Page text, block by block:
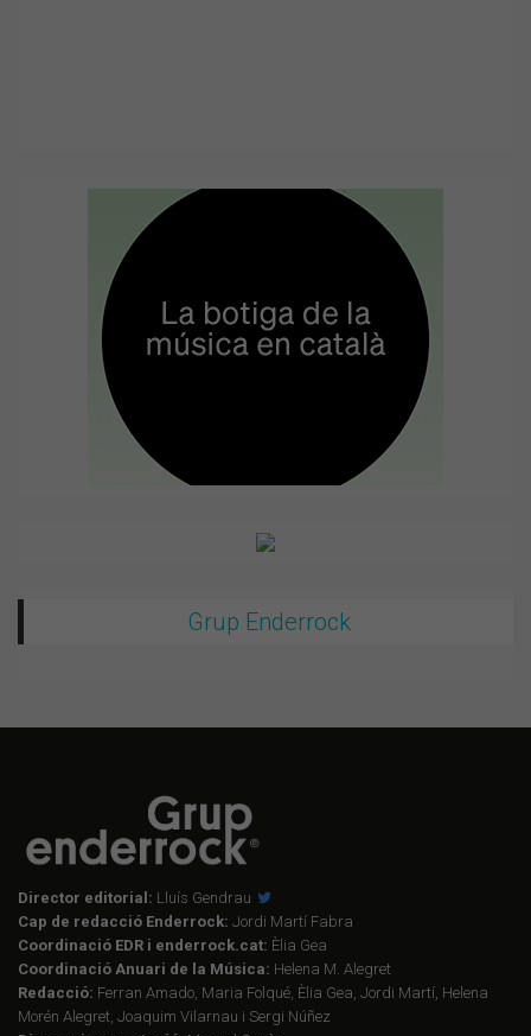
Grup Enderrock
Director editorial: Lluís Gendrau
Cap de redacció Enderrock: Jordi Martí Fabra
Coordinació EDR i enderrock.cat: Èlia Gea
Coordinació Anuari de la Música: Helena M. Alegret
Redacció: Ferran Amado, Maria Folqué, Èlia Gea, Jordi Martí, Helena
Morén Alegret, Joaquim Vilarnau i Sergi Núñez